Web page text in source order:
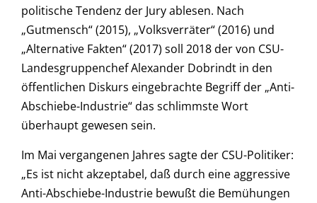
politische Tendenz der Jury ablesen. Nach
„Gutmensch“ (2015), „Volksverräter“ (2016) und
„Alternative Fakten“ (2017) soll 2018 der von CSU-
Landesgruppenchef Alexander Dobrindt in den
öffentlichen Diskurs eingebrachte Begriff der „Anti-
Abschiebe-Industrie“ das schlimmste Wort
überhaupt gewesen sein.
Im Mai vergangenen Jahres sagte der CSU-Politiker:
„Es ist nicht akzeptabel, daß durch eine aggressive
Anti-Abschiebe-Industrie bewußt die Bemühungen